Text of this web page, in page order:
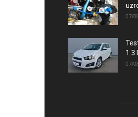
07/
1.3
07/